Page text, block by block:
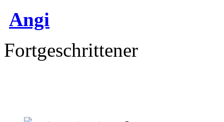
Angi
Fortgeschrittener